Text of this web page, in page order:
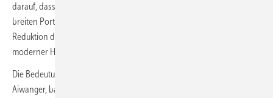
darauf, dass die Heizungsindustrie ihre Innovationskraft mit einem
breiten Portfolio für nachhaltige Wärmeversorgung und CO
Reduktion demonstrierte, insbesondere mit Blick auf die Bedeutung
moderner Holzwärmelösungen in Süddeutschland.
Die Bedeutung der Branche fand auch politische Beachtung. Hubert
Aiwanger, bayerischer Wirtschaftsminister, bezeichnete Heizen als ein